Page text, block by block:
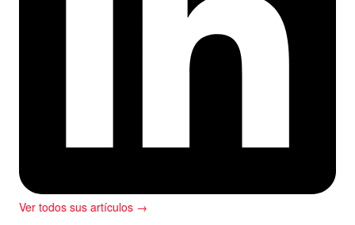
Ver todos sus artículos →